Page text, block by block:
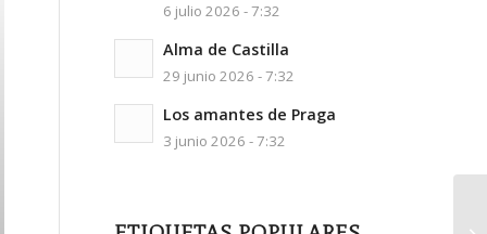
6 julio 2026 - 7:32
Alma de Castilla
29 junio 2026 - 7:32
Los amantes de Praga
3 junio 2026 - 7:32